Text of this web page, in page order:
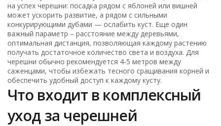
на успех черешни: посадка рядом с яблоней или вишней
может ускорить развитие, а рядом с сильными
конкурирующими дубами — ослабить куст. Еще один
важный параметр –расстояние между деревьями,
оптимальная дистанция, позволяющая каждому растению
получать достаточное количество света и воздуха. Для
черешни обычно рекомендуется 4‑5 метров между
саженцами, чтобы избежать тесного сращивания корней и
обеспечить удобный доступ к каждому кусту.
Что входит в комплексный
уход за черешней